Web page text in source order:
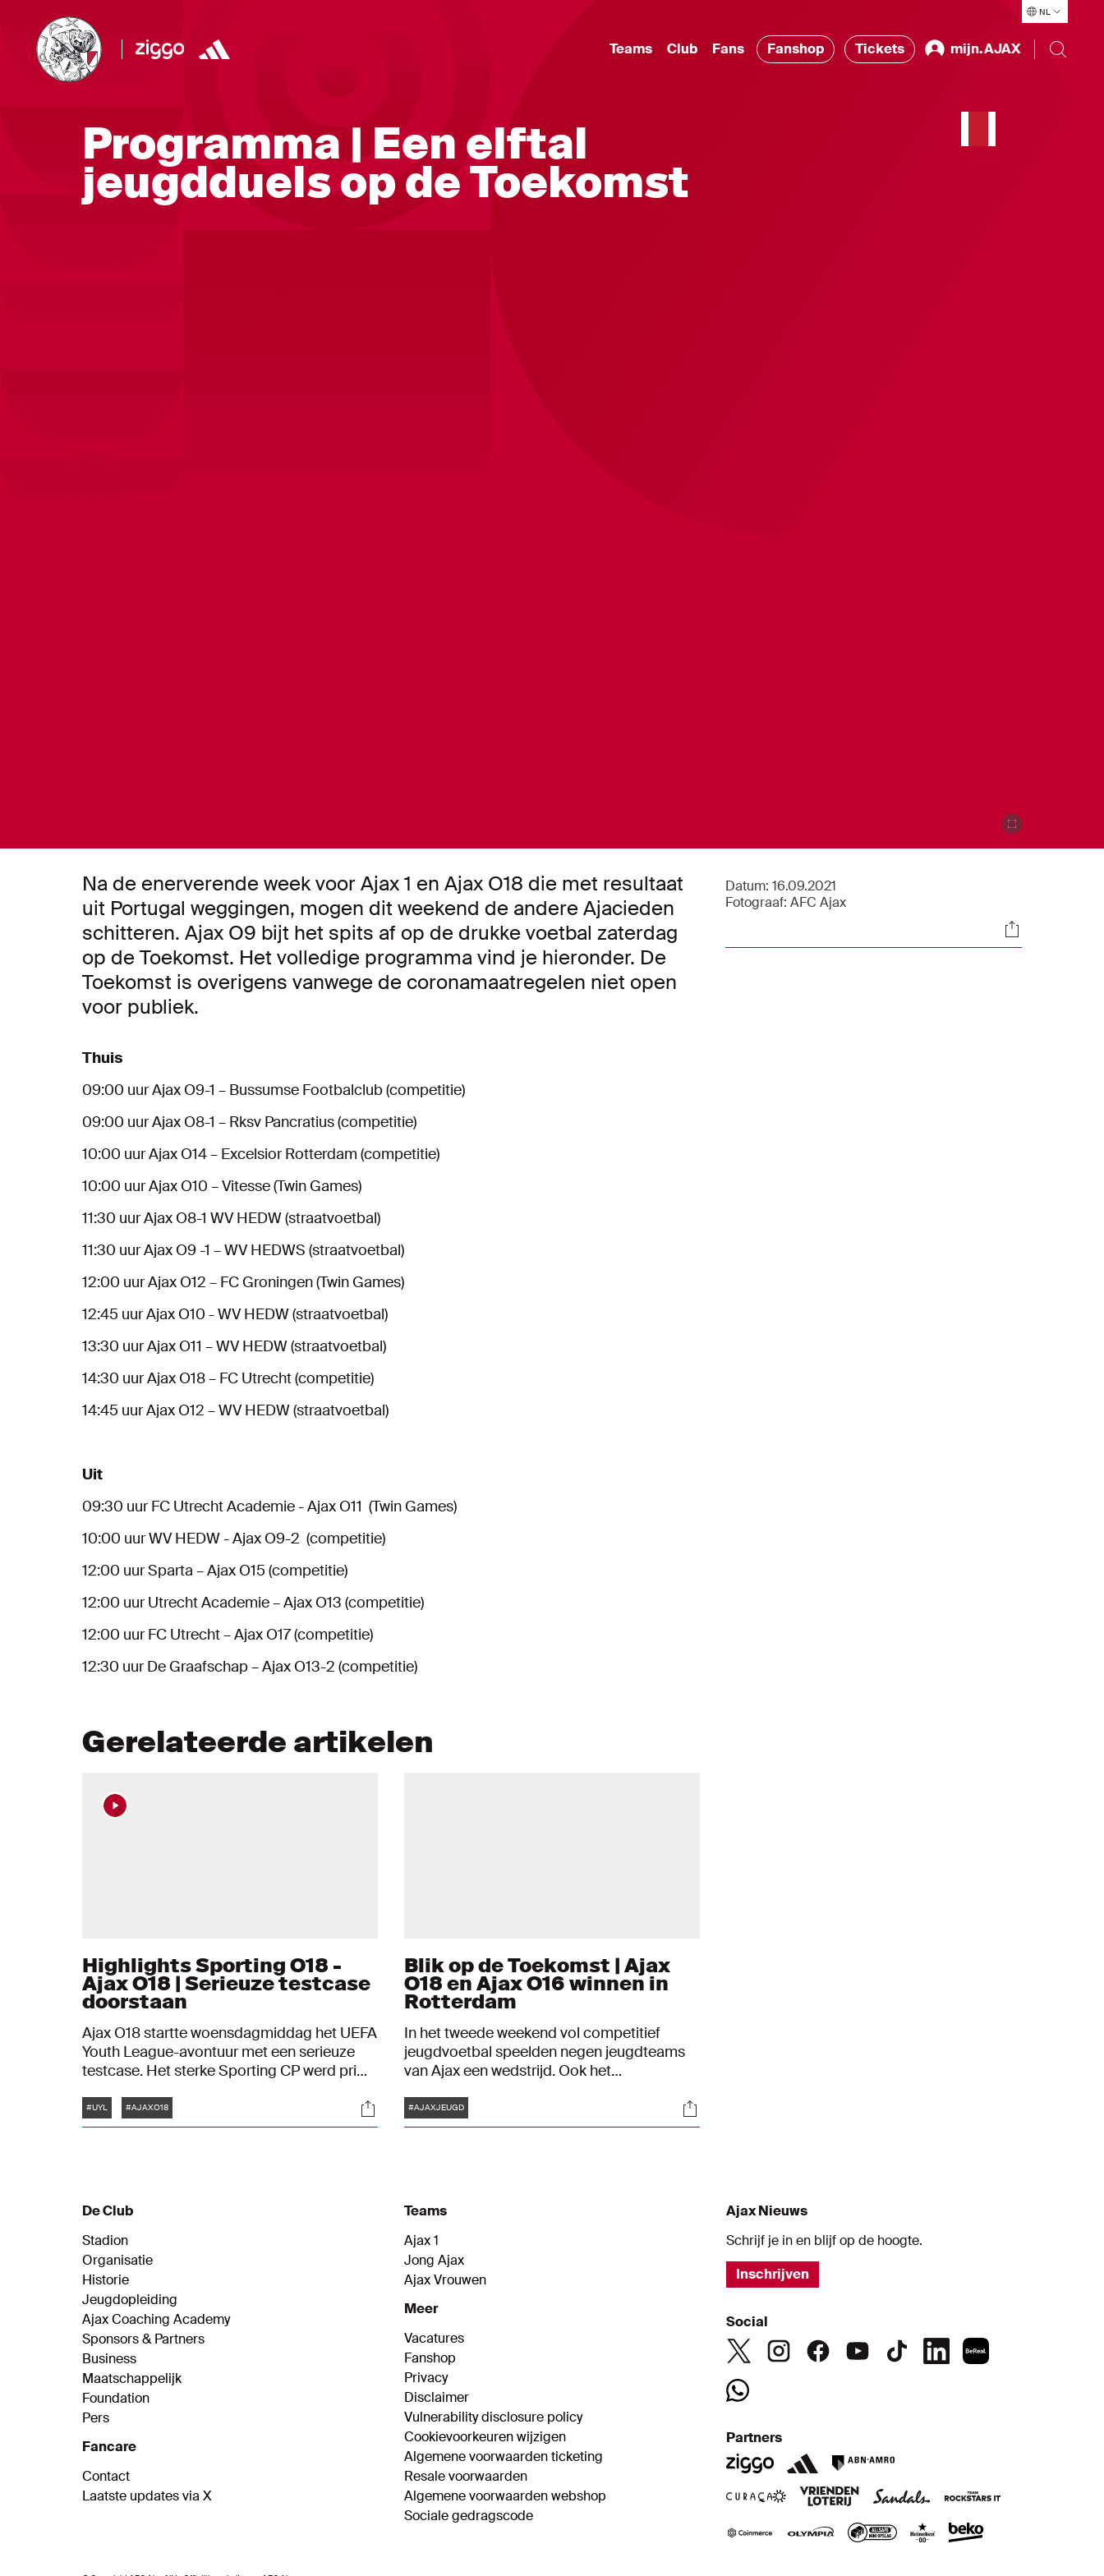
NL
Teams Club Fans Fanshop Tickets mijn.AJAX
Programma | Een elftal
jeugdduels op de Toekomst
Na de enerverende week voor Ajax 1 en Ajax O18 die met resultaat
uit Portugal weggingen, mogen dit weekend de andere Ajacieden
schitteren. Ajax O9 bijt het spits af op de drukke voetbal zaterdag
op de Toekomst. Het volledige programma vind je hieronder. De
Toekomst is overigens vanwege de coronamaatregelen niet open
voor publiek.
Datum: 16.09.2021
Fotograaf: AFC Ajax
Socials
Thuis
09:00 uur Ajax O9-1 – Bussumse Footbalclub (competitie)
09:00 uur Ajax O8-1 – Rksv Pancratius (competitie)
10:00 uur Ajax O14 – Excelsior Rotterdam (competitie)
10:00 uur Ajax O10 – Vitesse (Twin Games)
11:30 uur Ajax O8-1 WV HEDW (straatvoetbal)
11:30 uur Ajax O9 -1 – WV HEDWS (straatvoetbal)
12:00 uur Ajax O12 – FC Groningen (Twin Games)
12:45 uur Ajax O10 - WV HEDW (straatvoetbal)
13:30 uur Ajax O11 – WV HEDW (straatvoetbal)
14:30 uur Ajax O18 – FC Utrecht (competitie)
14:45 uur Ajax O12 – WV HEDW (straatvoetbal)
Uit
09:30 uur FC Utrecht Academie - Ajax O11 (Twin Games)
10:00 uur WV HEDW - Ajax O9-2 (competitie)
12:00 uur Sparta – Ajax O15 (competitie)
12:00 uur Utrecht Academie – Ajax O13 (competitie)
12:00 uur FC Utrecht – Ajax O17 (competitie)
12:30 uur De Graafschap – Ajax O13-2 (competitie)
Gerelateerde artikelen
Highlights Sporting O18 -
Ajax O18 | Serieuze testcase
doorstaan
Ajax O18 startte woensdagmiddag het UEFA
Youth League-avontuur met een serieuze
testcase. Het sterke Sporting CP werd prima
treffen op Portugese bodem onbeslist: 1-1.
Tags
#UYL #AJAXO18 Socials
Blik op de Toekomst | Ajax
O18 en Ajax O16 winnen in
Rotterdam
In het tweede weekend vol competitief
jeugdvoetbal speelden negen jeugdteams
van Ajax een wedstrijd. Ook het
Ajax O18 en Ajax O16 boekten zeges in
Rotterdam.
Tags
#AJAXJEUGD Socials
De Club
Stadion
Organisatie
Historie
Jeugdopleiding
Ajax Coaching Academy
Sponsors & Partners
Business
Maatschappelijk
Foundation
Pers
Fancare
Contact
Laatste updates via X
Teams
Ajax 1
Jong Ajax
Ajax Vrouwen
Meer
Vacatures
Fanshop
Privacy
Disclaimer
Vulnerability disclosure policy
Cookievoorkeuren wijzigen
Algemene voorwaarden ticketing
Resale voorwaarden
Algemene voorwaarden webshop
Sociale gedragscode
Ajax Nieuws
Schrijf je in en blijf op de hoogte.
Inschrijven
Social
Partners